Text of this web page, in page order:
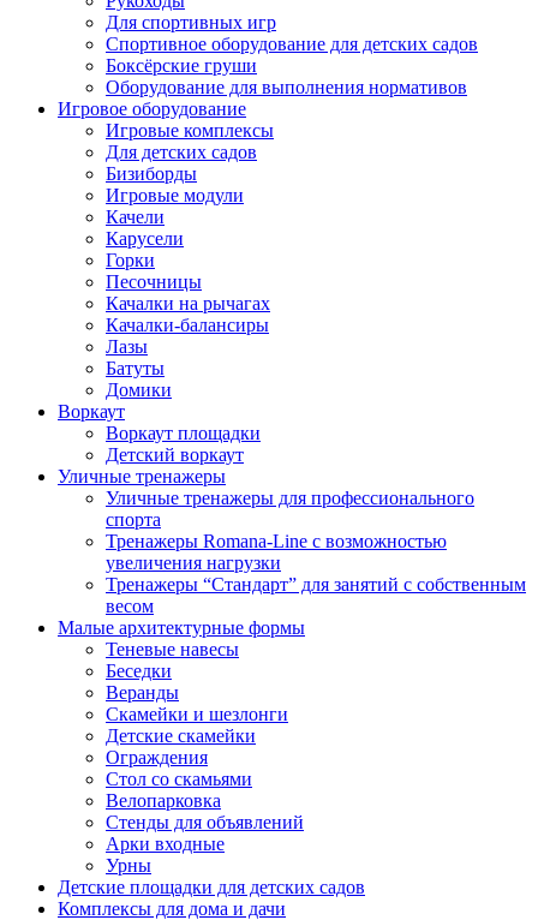
Для спортивных игр
Спортивное оборудование для детских садов
Боксёрские груши
Оборудование для выполнения нормативов
Игровое оборудование
Игровые комплексы
Для детских садов
Бизиборды
Игровые модули
Качели
Карусели
Горки
Песочницы
Качалки на рычагах
Качалки-балансиры
Лазы
Батуты
Домики
Воркаут
Воркаут площадки
Детский воркаут
Уличные тренажеры
Уличные тренажеры для профессионального
спорта
Тренажеры Romana-Line с возможностью
увеличения нагрузки
Тренажеры “Стандарт” для занятий с собственным
весом
Малые архитектурные формы
Теневые навесы
Беседки
Веранды
Скамейки и шезлонги
Детские скамейки
Ограждения
Стол со скамьями
Велопарковка
Стенды для объявлений
Арки входные
Урны
Детские площадки для детских садов
Комплексы для дома и дачи